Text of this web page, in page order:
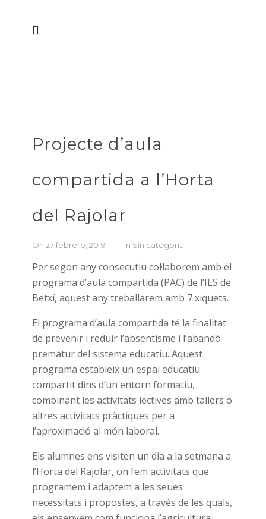
Projecte d’aula
compartida a l’Horta
del Rajolar
On 27 febrero, 2019 In Sin categoría
Per segon any consecutiu col·laborem amb el
programa d’aula compartida (PAC) de l’IES de
Betxí, aquest any treballarem amb 7 xiquets.
El programa d’aula compartida té la finalitat
de prevenir i reduir l’absentisme i l’abandó
prematur del sistema educatiu. Aquest
programa estableix un espai educatiu
compartit dins d’un entorn formatiu,
combinant les activitats lectives amb tallers o
altres activitats pràctiques per a
l’aproximació al món laboral.
Els alumnes ens visiten un dia a la setmana a
l’Horta del Rajolar, on fem activitats que
programem i adaptem a les seues
necessitats i propostes, a través de les quals,